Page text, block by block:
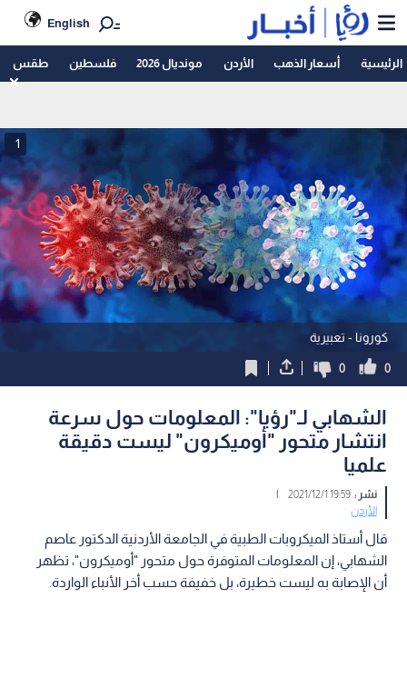
English
الرئيسية أسعار الذهب الأردن مونديال 2026 فلسطين طقس
كورونا - تعبيرية
1
0
0
الشهابي لـ"رؤيا": المعلومات حول سرعة
انتشار متحور "أوميكرون" ليست دقيقة
علميا
نشر :19:59 2021/12/1
|
الأردن
قال أستاذ الميكروبات الطبية في الجامعة الأردنية الدكتور عاصم
الشهابي، إن المعلومات المتوفرة حول متحور "أوميكرون"، تظهر
أن الإصابة به ليست خطيرة، بل خفيفة حسب أخر الأنباء الواردة.